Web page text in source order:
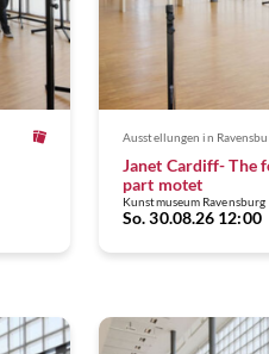
Ausstellungenin
Janet Cardiff- The
part motet
Kunstmuseum Ravensburg
So. 30.08.26 12:00